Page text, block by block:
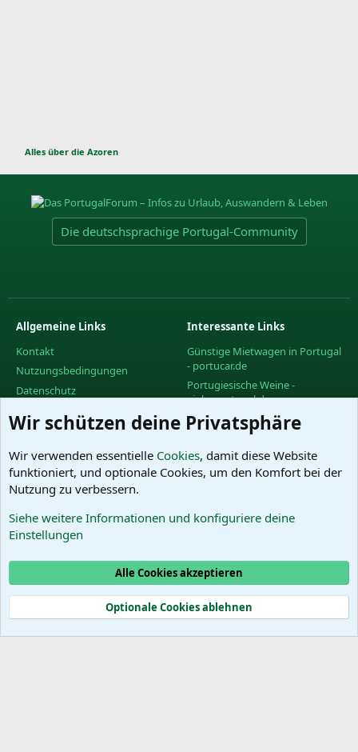
Alles über die Azoren
Die deutschsprachige Portugal-Community
Allgemeine Links
Kontakt
Nutzungsbedingungen
Datenschutz
R
Interessante Links
Günstige Mietwagen in Portugal
- portucar.de
Portugiesische Weine -
vinhoportugal.de
Facebook-Gruppe des
PortugalForums
Facebook-Gruppe "Urlaub in
Portugal"
Das PortugalForum ohne
Community platform by XenForo® © 2010-2025 XenForo Ltd.
Wir schützen deine Privatsphäre
Wir verwenden essentielle Cookies, damit diese Website
funktioniert, und optionale Cookies, um den Komfort bei der
Nutzung zu verbessern.
Siehe weitere Informationen und konfiguriere deine
Einstellungen
Alle Cookies akzeptieren
Optionale Cookies ablehnen